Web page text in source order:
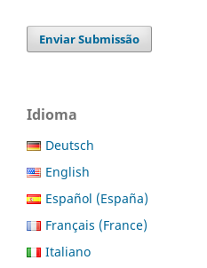
Enviar Submissão
Idioma
Deutsch
English
Español (España)
Français (France)
Italiano